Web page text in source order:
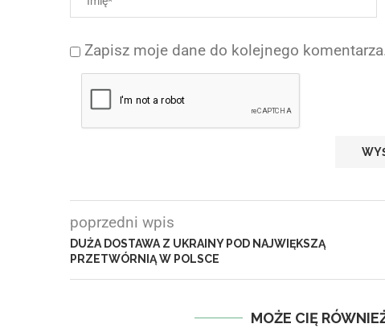
Zapisz moje dane do kolejnego
poprzedni wpis
DUŻA DOSTAWA Z UKRAINY POD NAJWIĘKSZĄ
PRZETWÓRNIĄ W POLSCE
MOŻE CIĘ